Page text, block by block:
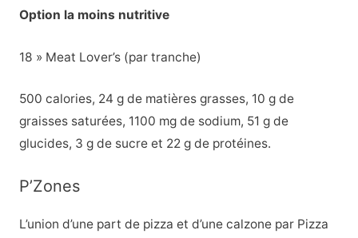
Option la moins nutritive
18 » Meat Lover’s (par tranche)
500 calories, 24 g de matières grasses, 10 g de
graisses saturées, 1100 mg de sodium, 51 g de
glucides, 3 g de sucre et 22 g de protéines.
P’Zones
L’union d’une part de pizza et d’une calzone par Pizza